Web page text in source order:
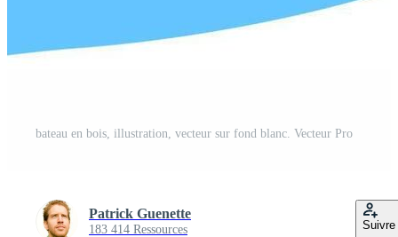
bateau en bois, illustration, vecteur sur fond blanc. Vecteur Pro
Patrick Guenette
183 414 Ressources Suivre